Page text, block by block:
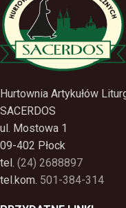
Hurtownia Artykułów
SACERDOS
ul. Mostowa 1
09-402 Płock
tel. (24) 2688897
tel.kom. 501-384-314